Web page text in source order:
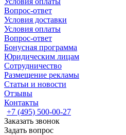
Вопрос-ответ
Условия доставки
Условия оплаты
Вопрос-ответ
Бонусная программа
Юридическим лицам
Сотрудничество
Размещение рекламы
Статьи и новости
Отзывы
Контакты
+7 (495) 500-00-27
Заказать звонок
Задать вопрос